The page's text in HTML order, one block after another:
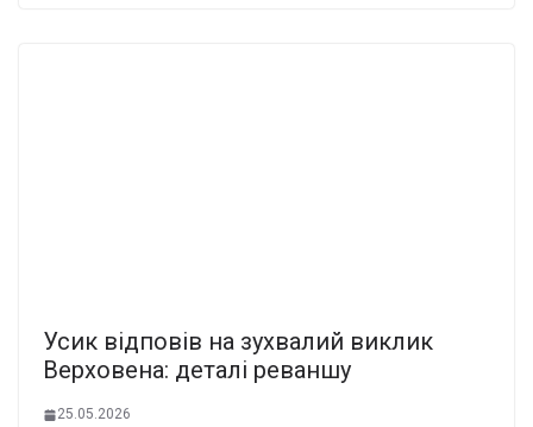
Усик відповів на зухвалий виклик
Верховена: деталі реваншу
25.05.2026